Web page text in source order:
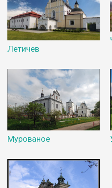
Летичев
Мурованое